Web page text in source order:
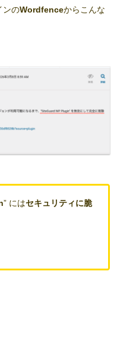
ンのWordfenceからこんな
” にはセキュリティに脆